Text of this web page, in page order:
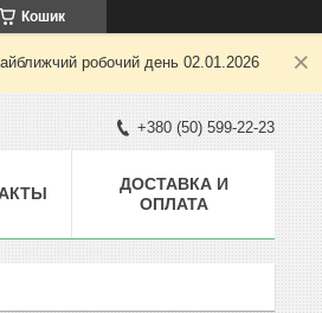
Кошик
робочий день 02.01.2026
+380 (50) 599-22-23
ДОСТАВКА И
ОПЛАТА